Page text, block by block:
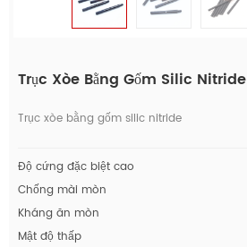
Trục Xòe Bằng Gốm Silic Nitride
Trục xòe bằng gốm silic nitride
Độ cứng đặc biệt cao
Chống mài mòn
Kháng ăn mòn
Mật độ thấp